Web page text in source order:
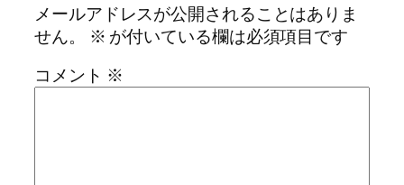
メールアドレスが公開されることはありま
せん。
※ が付いている欄は必須項目です
コメント ※